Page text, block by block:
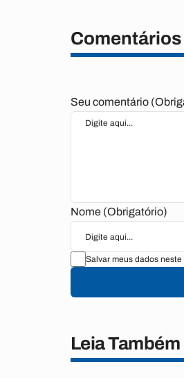
Comentários
Seu comentário
Nome (Obrigatório)
Salvar meus dados
Leia Também